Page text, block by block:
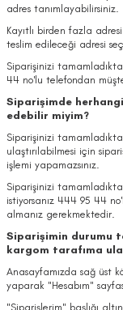
adres tanımlayabilirsiniz.
Kayıtlı birden fazla
teslim edileceği adresi
Siparişinizi
44 no'lu telefondan
Siparişimde
edebilir miyim?
Siparişinizi
ulaştırılabilmesi için
işlemi yapamazsınız.
Siparişinizi
istiyorsanız 444 95 44
almanız gerekmektedir.
Siparişimin durumu
kargom tarafıma
Anasayfamızda sağ üst
yaparak "Hesabım"
"Siparişlerim" başlığı